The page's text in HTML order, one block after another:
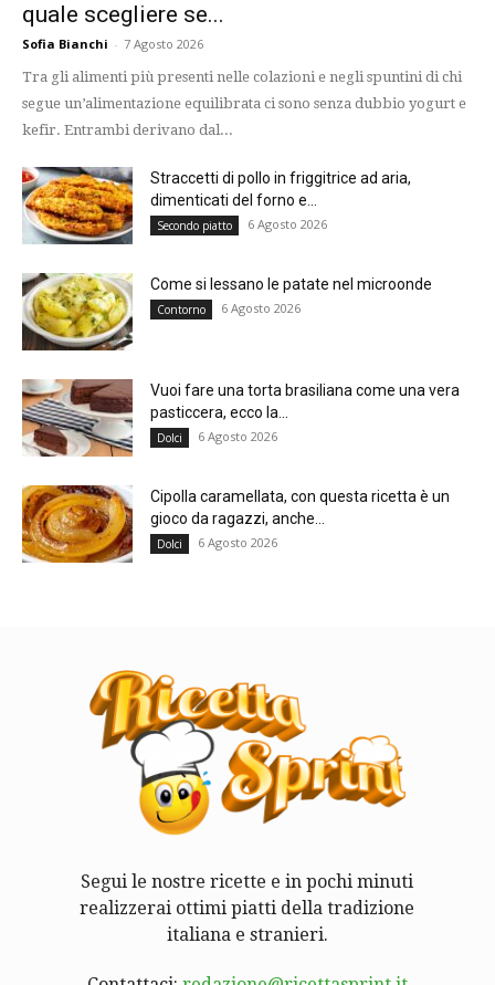
quale scegliere se...
Sofia Bianchi - 7 Agosto 2026
Tra gli alimenti più presenti nelle colazioni e negli spuntini di chi
segue un’alimentazione equilibrata ci sono senza dubbio yogurt e
kefir. Entrambi derivano dal...
Straccetti di pollo in friggitrice ad aria,
dimenticati del forno e...
Secondo piatto 6 Agosto 2026
Come si lessano le patate nel microonde
Contorno 6 Agosto 2026
Vuoi fare una torta brasiliana come una vera
pasticcera, ecco la...
Dolci 6 Agosto 2026
Cipolla caramellata, con questa ricetta è un
gioco da ragazzi, anche...
Dolci 6 Agosto 2026
Segui le nostre ricette e in pochi minuti
realizzerai ottimi piatti della tradizione
italiana e stranieri.